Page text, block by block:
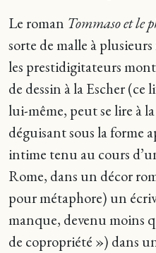
Le roman Tommaso et le
sorte de malle à
les prestidigitateurs
de dessin à la Escher
lui-même, peut se lire à
déguisant sous la forme
intime tenu au cours
Rome, dans un décor
pour métaphore) un
manque, devenu moins
de copropriété ») dans